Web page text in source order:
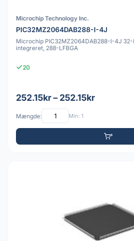
Microchip Technology Inc.
PIC32MZ2064DAB288-I-4J
Microchip PIC32MZ2064DAB288-I-4J 32-
integreret, 288-LFBGA
20
252.15kr – 252.15kr
Mængde: Min: 1